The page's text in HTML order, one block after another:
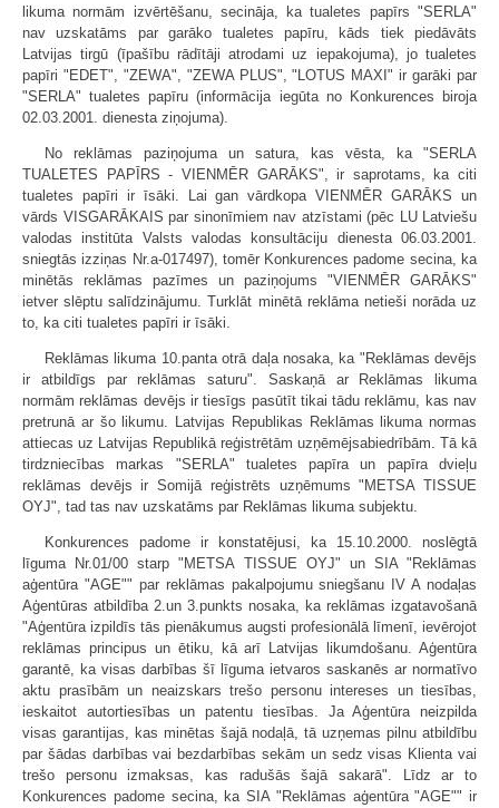
likuma normām izvērtēšanu, secināja, ka tualetes papīrs "SERLA"
nav uzskatāms par garāko tualetes papīru, kāds tiek piedāvāts
Latvijas tirgū (īpašību rādītāji atrodami uz iepakojuma), jo tualetes
papīri "EDET", "ZEWA", "ZEWA PLUS", "LOTUS MAXI" ir garāki par
"SERLA" tualetes papīru (informācija iegūta no Konkurences biroja
02.03.2001. dienesta ziņojuma).
No reklāmas paziņojuma un satura, kas vēsta, ka "SERLA
TUALETES PAPĪRS - VIENMĒR GARĀKS", ir saprotams, ka citi
tualetes papīri ir īsāki. Lai gan vārdkopa VIENMĒR GARĀKS un
vārds VISGARĀKAIS par sinonīmiem nav atzīstami (pēc LU Latviešu
valodas institūta Valsts valodas konsultāciju dienesta 06.03.2001.
sniegtās izziņas Nr.a-017497), tomēr Konkurences padome secina, ka
minētās reklāmas pazīmes un paziņojums "VIENMĒR GARĀKS"
ietver slēptu salīdzinājumu. Turklāt minētā reklāma netieši norāda uz
to, ka citi tualetes papīri ir īsāki.
Reklāmas likuma 10.panta otrā daļa nosaka, ka "Reklāmas devējs
ir atbildīgs par reklāmas saturu". Saskaņā ar Reklāmas likuma
normām reklāmas devējs ir tiesīgs pasūtīt tikai tādu reklāmu, kas nav
pretrunā ar šo likumu. Latvijas Republikas Reklāmas likuma normas
attiecas uz Latvijas Republikā reģistrētām uzņēmējsabiedrībām. Tā kā
tirdzniecības markas "SERLA" tualetes papīra un papīra dvieļu
reklāmas devējs ir Somijā reģistrēts uzņēmums "METSA TISSUE
OYJ", tad tas nav uzskatāms par Reklāmas likuma subjektu.
Konkurences padome ir konstatējusi, ka 15.10.2000. noslēgtā
līguma Nr.01/00 starp "METSA TISSUE OYJ" un SIA "Reklāmas
aģentūra "AGE"" par reklāmas pakalpojumu sniegšanu IV A nodaļas
Aģentūras atbildība 2.un 3.punkts nosaka, ka reklāmas izgatavošanā
"Aģentūra izpildīs tās pienākumus augsti profesionālā līmenī, ievērojot
reklāmas principus un ētiku, kā arī Latvijas likumdošanu. Aģentūra
garantē, ka visas darbības šī līguma ietvaros saskanēs ar normatīvo
aktu prasībām un neaizskars trešo personu intereses un tiesības,
ieskaitot autortiesības un patentu tiesības. Ja Aģentūra neizpilda
visas garantijas, kas minētas šajā nodaļā, tā uzņemas pilnu atbildību
par šādas darbības vai bezdarbības sekām un sedz visas Klienta vai
trešo personu izmaksas, kas radušās šajā sakarā". Līdz ar to
Konkurences padome secina, ka SIA "Reklāmas aģentūra "AGE"" ir